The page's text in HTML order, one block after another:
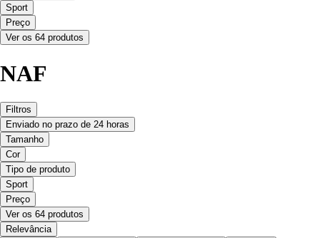
Sport
Preço
Ver os 64 produtos
NAF
Filtros
Enviado no prazo de 24 horas
Tamanho
Cor
Tipo de produto
Sport
Preço
Ver os 64 produtos
Relevância